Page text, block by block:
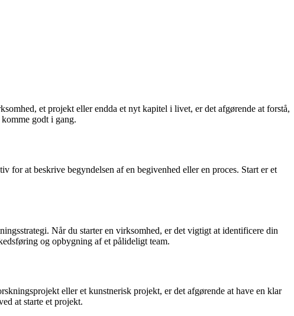
et projekt eller endda et nyt kapitel i livet, er det afgørende at forstå,
godt i gang.
for at beskrive begyndelsen af en begivenhed eller en proces. Start er et
Når du starter en virksomhed, er det vigtigt at identificere din
og opbygning af et pålideligt team.
eller et kunstnerisk projekt, er det afgørende at have en klar
at starte et projekt.